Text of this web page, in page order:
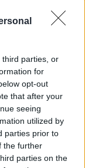
third parties, or
for
opt-out
that after your
seeing
utilized by
parties prior to
the further
parties on the
τη με
απαγορεύσει
σε
που
«
να το
κοντά